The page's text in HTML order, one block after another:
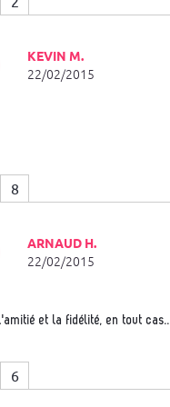
KEVIN M.
22/02/2015
8
ARNAUD H.
22/02/2015
l'amitié et la fidélité, en tout cas..
6